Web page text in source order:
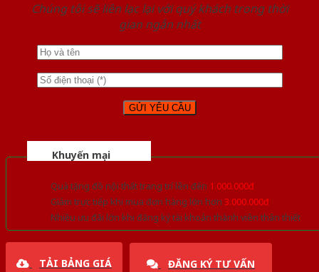
Chúng tôi sẽ liên lạc lại với quý khách trong thời
gian ngắn nhất
Khuyến mại
Quà tặng đồ nội thất trang trí lên đến 1.000.000đ
Giảm trực tiếp khi mua đơn hàng lớn hơn 3.000.000đ
Nhiều ưu đãi lớn khi đăng ký tài khoản thành viên thân thiết
TẢI BẢNG GIÁ ĐĂNG KÝ TƯ VẤN